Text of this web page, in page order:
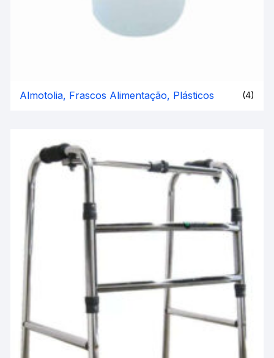
Almotolia, Frascos Alimentação, Plásticos (4)